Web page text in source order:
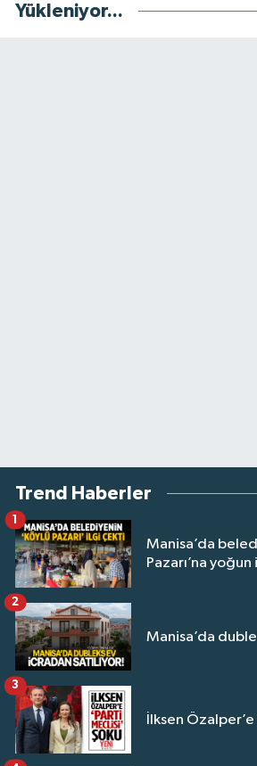
Yükleniyor...
Trend Haberler
Manisa’da
Pazarı’na yoğun
1
Manisa’da
2
İlksen
3